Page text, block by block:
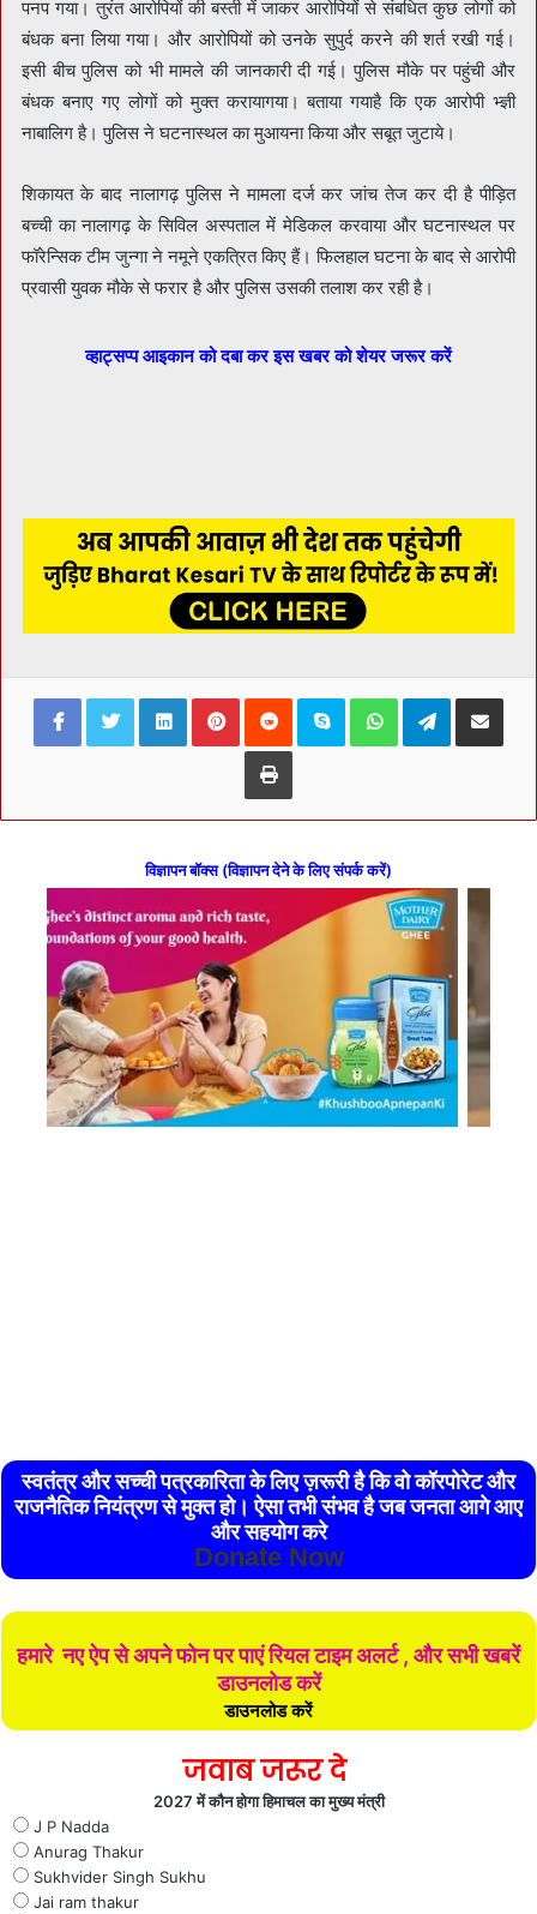
पनप गया। तुरंत आरोपियों की बस्ती में जाकर आरोपियों से संबधित कुछ लोगों को
बंधक बना लिया गया। और आरोपियों को उनके सुपुर्द करने की शर्त रखी गई।
इसी बीच पुलिस को भी मामले की जानकारी दी गई। पुलिस मौके पर पहुंची और
बंधक बनाए गए लोगों को मुक्त करायागया। बताया गयाहै कि एक आरोपी भ्ज्ञी
नाबालिग है। पुलिस ने घटनास्थल का मुआयना किया और सबूत जुटाये।
शिकायत के बाद नालागढ़ पुलिस ने मामला दर्ज कर जांच तेज कर दी है पीड़ित
बच्ची का नालागढ़ के सिविल अस्पताल में मेडिकल करवाया और घटनास्थल पर
फॉरेन्सिक टीम जुन्गा ने नमूने एकत्रित किए हैं। फिलहाल घटना के बाद से आरोपी
प्रवासी युवक मौके से फरार है और पुलिस उसकी तलाश कर रही है।
व्हाट्सप्प आइकान को दबा कर इस खबर को शेयर जरूर करें
FacebookTwitterLinkedInPinterestReddit Skype WhatsAppTelegramShare via
Print
विज्ञापन बॉक्स (विज्ञापन देने के लिए संपर्क करें)
स्वतंत्र और सच्ची पत्रकारिता के लिए ज़रूरी है कि वो कॉरपोरेट और
राजनैतिक नियंत्रण से मुक्त हो। ऐसा तभी संभव है जब जनता आगे आए
और सहयोग करे
Donate Now
हमारे नए ऐप से अपने फोन पर पाएं रियल टाइम अलर्ट , और सभी खबरें
डाउनलोड करें
डाउनलोड करें
जवाब जरूर दे
2027 में कौन होगा हिमाचल का मुख्य मंत्री
J P Nadda
Anurag Thakur
Sukhvider Singh Sukhu
Jai ram thakur